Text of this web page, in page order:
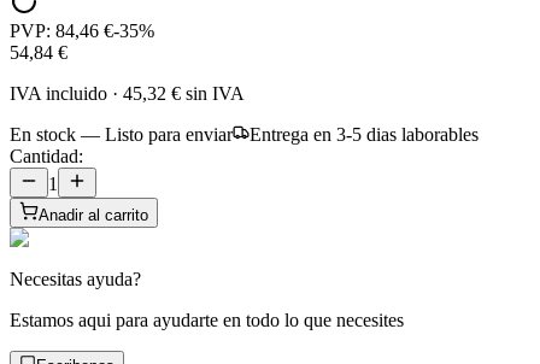
PVP: 84,46 €-35%
54,84 €
IVA incluido · 45,32 € sin IVA
En stock — Listo para enviar
Entrega en 3-5 dias laborables
Cantidad:
1
Anadir al carrito
Necesitas ayuda?
Estamos aqui para ayudarte en todo lo que necesites